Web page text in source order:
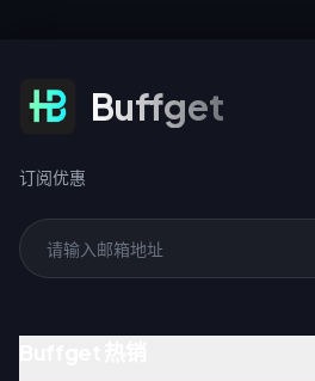
订阅优惠 Buffget
订阅优惠